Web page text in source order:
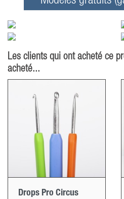
Les clients qui ont acheté ce
acheté...
Drops Pro Circus